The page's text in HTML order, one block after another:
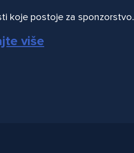
koje postoje za sponzorstvo.
više